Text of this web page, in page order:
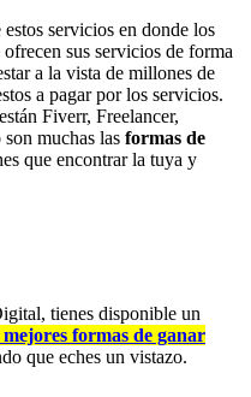
servicios en donde los
sus servicios de forma
a la vista de millones de
a pagar por los servicios.
Fiverr, Freelancer,
muchas las formas de
que encontrar la tuya y
tienes disponible un
formas de ganar
que eches un vistazo.